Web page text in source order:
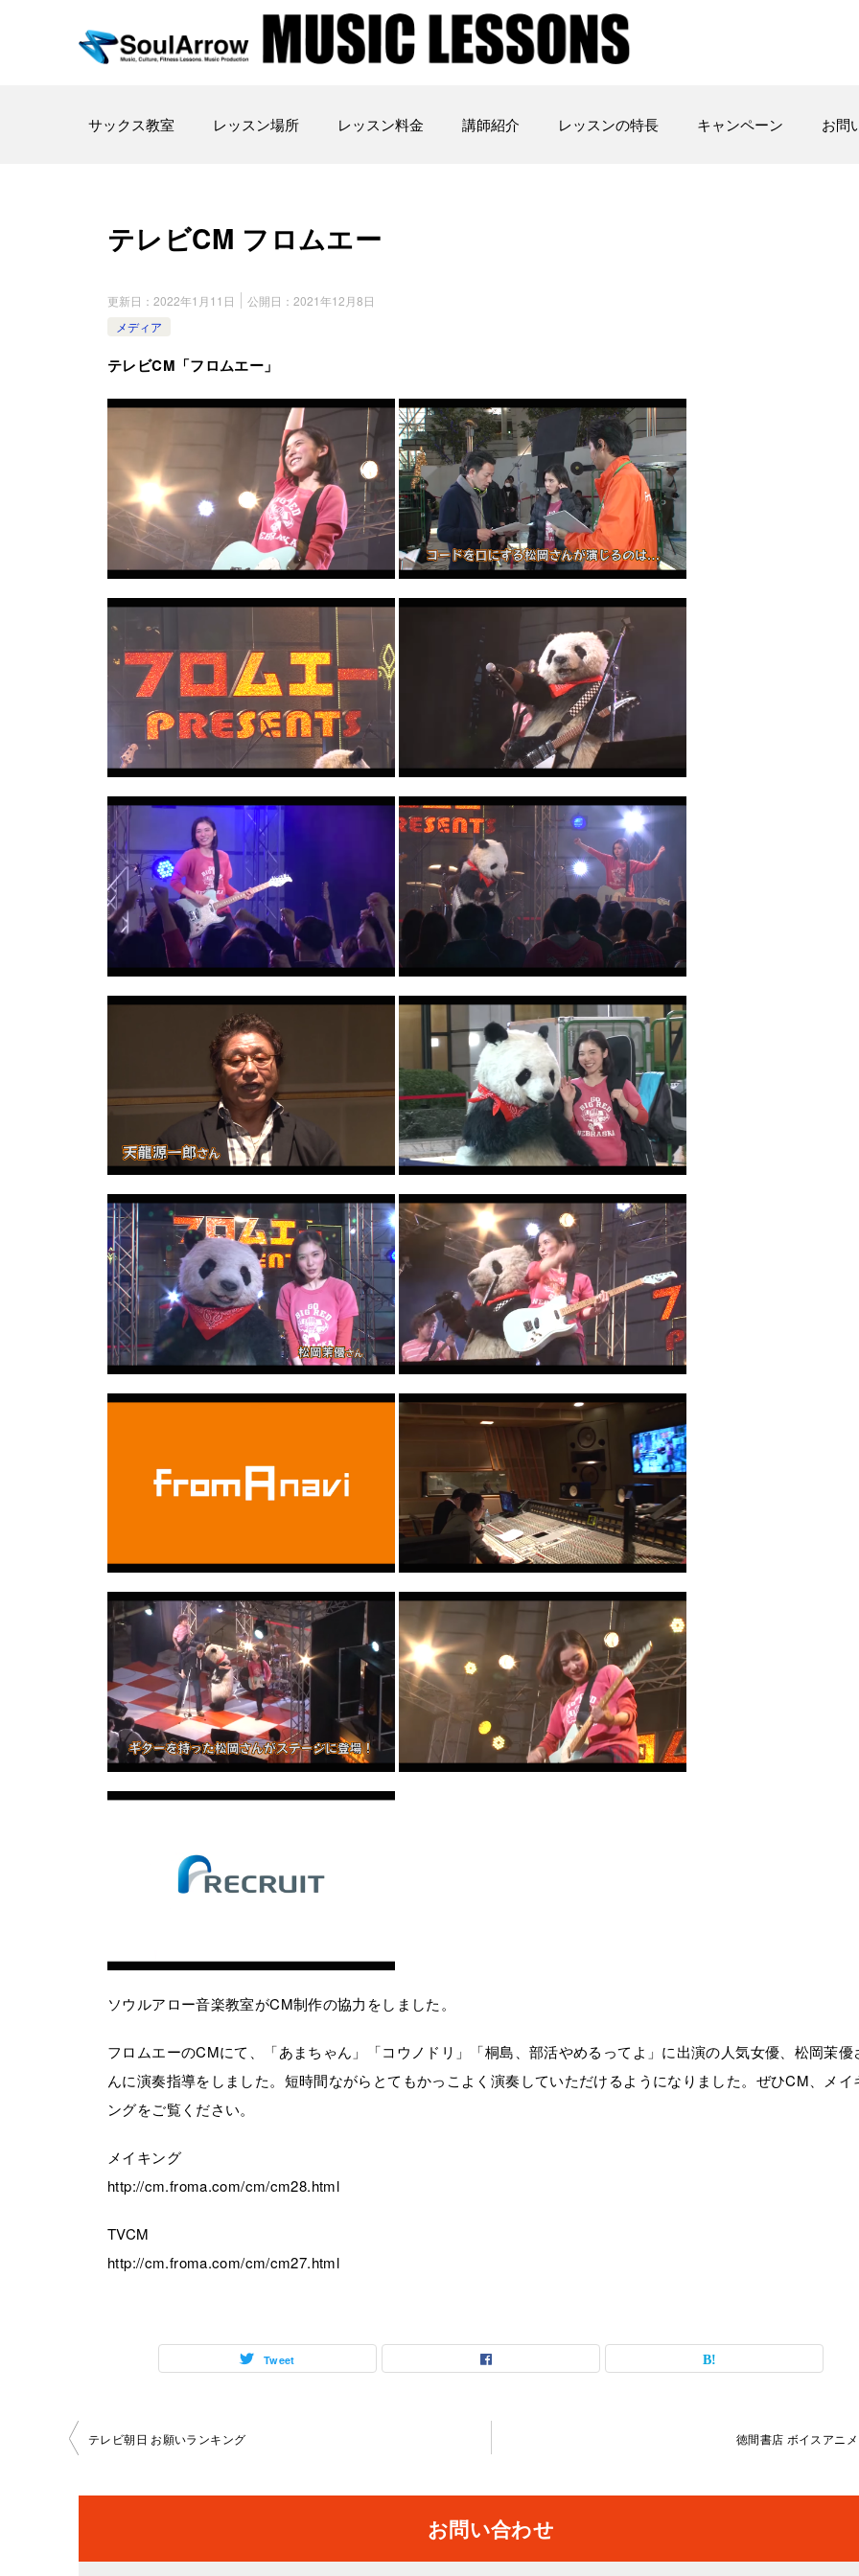
サックス教室 レッスン場所 レッスン料金 講師紹介 レッスンの特長 キャンペーン お問
テレビCM フロムエー
更新日： 2022年1月11日 公開日： 2021年12月8日
メディア
テレビCM「フロムエー」
ソウルアロー音楽教室がCM制作の協力をしました。
フロムエーのCMにて、「あまちゃん」「コウノドリ」「桐島、部活やめるってよ」に出演の人気女優、松岡茉優
んに演奏指導をしました。短時間ながらとてもかっこよく演奏していただけるようになりました。ぜひCM、メイ
ングをご覧ください。
メイキング
http://cm.froma.com/cm/cm28.html
TVCM
http://cm.froma.com/cm/cm27.html
Tweet
投
ビ
テレビ朝日 お願いランキング 徳間書店 ボイスアニ
お問い合わせ